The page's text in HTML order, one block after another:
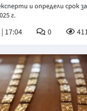
и определи срок
г.
17:04 0